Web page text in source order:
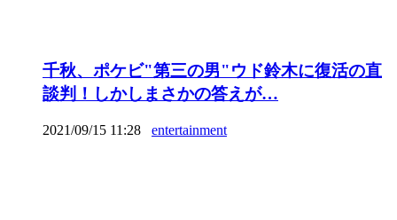
千秋、ポケビ"第三の男"ウド鈴木に復活の直
談判！しかしまさかの答えが…
2021/09/15 11:28 entertainment